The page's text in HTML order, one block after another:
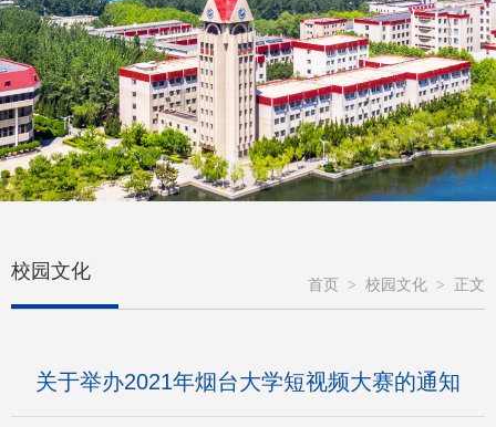
校园文化
首页 > 校园文化 > 正文
关于举办2021年烟台大学短视频大赛的通知